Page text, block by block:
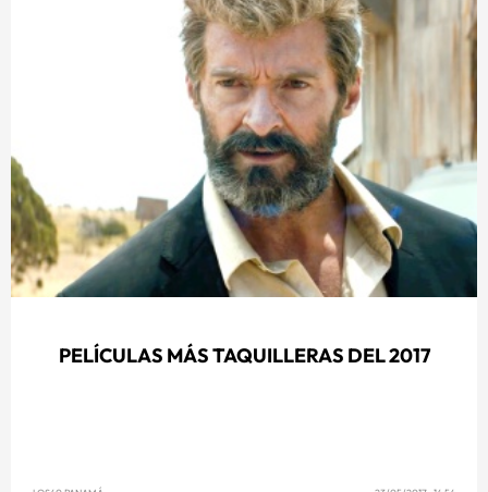
PELÍCULAS MÁS TAQUILLERAS DEL 2017